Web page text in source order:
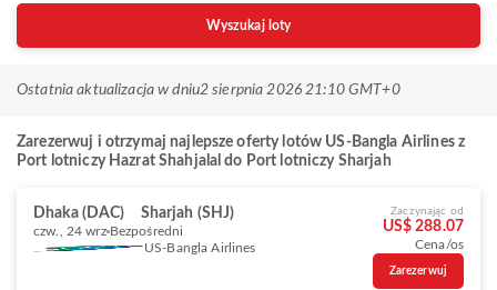
Wyszukaj loty
Ostatnia aktualizacja w dniu2 sierpnia 2026 21:10 GMT+0
Zarezerwuj i otrzymaj najlepsze oferty lotów US-Bangla Airlines z
Port lotniczy Hazrat Shahjalal do Port lotniczy Sharjah
Dhaka (DAC) Sharjah (SHJ)
czw., 24 wrz Bezpośredni
US-Bangla Airlines
Zaczynając od
US$ 288.07
Cena/os
Zarezerwuj